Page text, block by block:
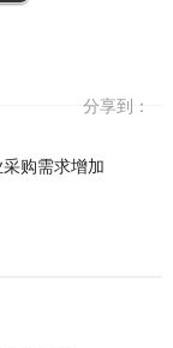
分享到：
购需求增加